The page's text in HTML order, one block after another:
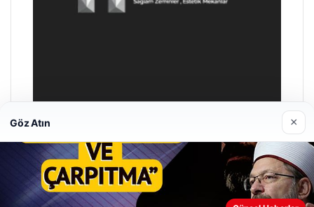
Hastaş Beton
26/05/2026
Göz Atın ×